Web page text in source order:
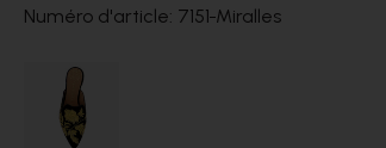
Numéro d'article: 7151 Miralles